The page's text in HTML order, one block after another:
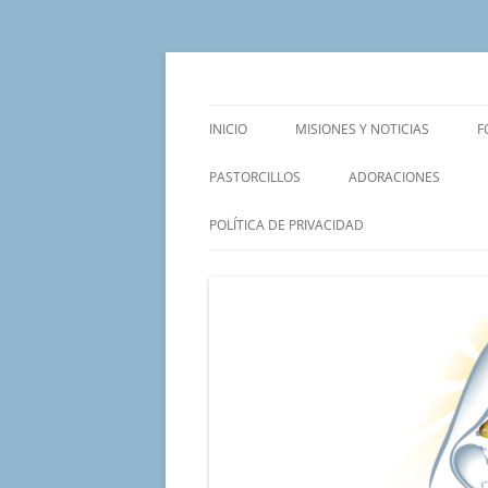
Saltar
INICIO MISIONES Y NOTICIAS
PASTORCILLOS ADORACIONES
POLÍTICA DE PRIVACIDAD